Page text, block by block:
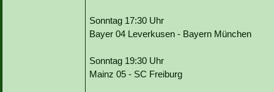
Sonntag 17:30 Uhr
Bayer 04 Leverkusen - Bayern München
Sonntag 19:30 Uhr
Mainz 05 - SC Freiburg